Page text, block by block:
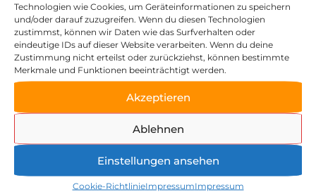
Technologien wie Cookies, um Geräteinformationen zu speichern
und/oder darauf zuzugreifen. Wenn du diesen Technologien
zustimmst, können wir Daten wie das Surfverhalten oder
eindeutige IDs auf dieser Website verarbeiten. Wenn du deine
Zustimmung nicht erteilst oder zurückziehst, können bestimmte
Merkmale und Funktionen beeinträchtigt werden.
Akzeptieren
Ablehnen
Einstellungen ansehen
Cookie-RichtlinieImpressumImpressum
KLEINE BÄCKER –
GROSSES B
ACKVERGNÜGEN | 0
Weiterlesen
ITALIENISCHE PASTA
| 10. OKTOBER 2026
89,00
inkl. 7 % MwSt.
Weiterlesen